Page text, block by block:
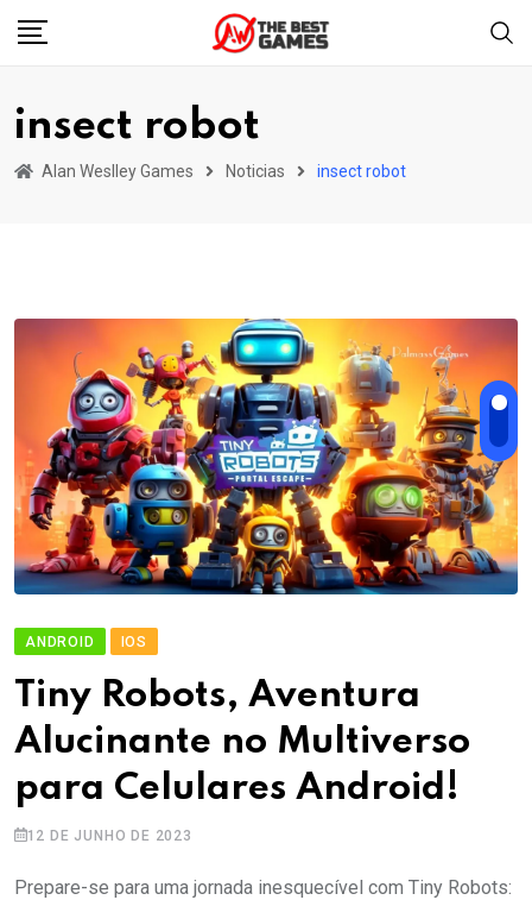
Skip
insect robot
Alan Weslley Games Noticias insect robot
ANDROID IOS
Tiny Robots, Aventura
Alucinante no Multiverso
para Celulares Android!
12 DE JUNHO DE 2023
Prepare-se para uma jornada inesquecível com Tiny Robots: